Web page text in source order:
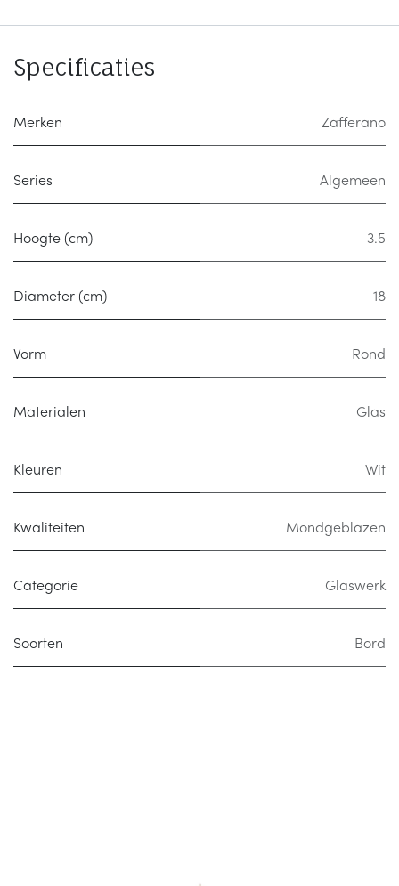
Specificaties
Merken Zafferano
Series Algemeen
Hoogte (cm) 3.5
Diameter (cm) 18
Vorm Rond
Materialen Glas
Kleuren Wit
Kwaliteiten Mondgeblazen
Categorie Glaswerk
Soorten Bord